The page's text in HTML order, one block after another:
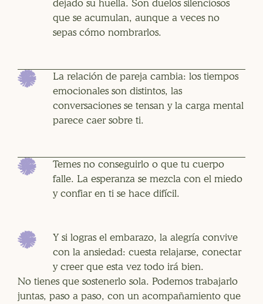
dejado su huella. Son duelos silenciosos
que se acumulan, aunque a veces no
sepas cómo nombrarlos.
La relación de pareja cambia: los tiempos
emocionales son distintos, las
conversaciones se tensan y la carga mental
parece caer sobre ti.
Temes no conseguirlo o que tu cuerpo
falle. La esperanza se mezcla con el miedo
y confiar en ti se hace difícil.
Y si logras el embarazo, la alegría convive
con la ansiedad: cuesta relajarse, conectar
y creer que esta vez todo irá bien.
No tienes que sostenerlo sola. Podemos trabajarlo
juntas, paso a paso, con un acompañamiento que